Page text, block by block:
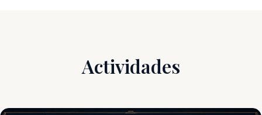
Actividades